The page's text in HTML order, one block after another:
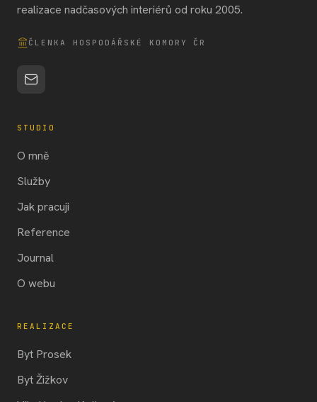
realizace nadčasových interiérů od roku 2005.
ČLENKA HOSPODÁŘSKÉ KOMORY ČR
STUDIO
O mně
Služby
Jak pracuji
Reference
Journal
O webu
REALIZACE
Byt Prosek
Byt Žižkov